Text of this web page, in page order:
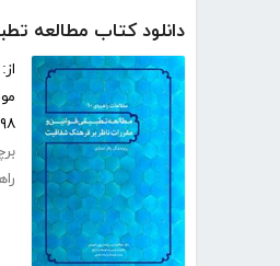
دانلود کتاب مطالعه
از:
۹۸ صفحه